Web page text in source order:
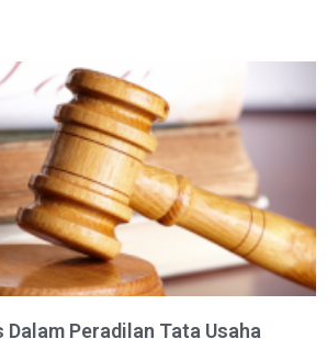
Peradilan Tata Usaha